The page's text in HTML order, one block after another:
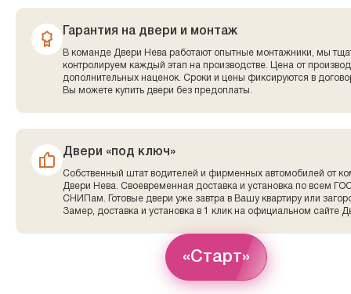
Гарантия на двери и монтаж
В команде Двери Нева работают опытные монтажники, мы
контролируем каждый этап на производстве. Цена от
дополнительных наценок. Сроки и цены фиксируются в
Вы можете купить двери без предоплаты.
Двери «под ключ»
Собственный штат водителей и фирменных автомобилей от
Двери Нева. Своевременная доставка и установка по всем
СНИПам. Готовые двери уже завтра в Вашу квартиру или
Замер, доставка и установка в 1 клик на официальном сайте
«Старт»